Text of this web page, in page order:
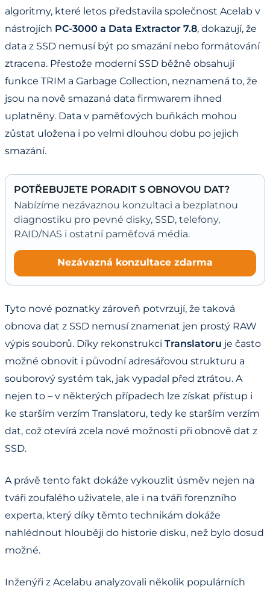
algoritmy, které letos představila společnost Acelab v
nástrojích PC-3000 a Data Extractor 7.8, dokazují, že
data z SSD nemusí být po smazání nebo formátování
ztracena. Přestože moderní SSD běžně obsahují
funkce TRIM a Garbage Collection, neznamená to, že
jsou na nově smazaná data firmwarem ihned
uplatněny. Data v paměťových buňkách mohou
zůstat uložena i po velmi dlouhou dobu po jejich
smazání.
POTŘEBUJETE PORADIT S OBNOVOU DAT?
Nabízíme nezávaznou konzultaci a bezplatnou
diagnostiku pro pevné disky, SSD, telefony,
RAID/NAS i ostatní paměťová média.
Nezávazná konzultace zdarma
Tyto nové poznatky zároveň potvrzují, že taková
obnova dat z SSD nemusí znamenat jen prostý RAW
výpis souborů. Díky rekonstrukci Translatoru je často
možné obnovit i původní adresářovou strukturu a
souborový systém tak, jak vypadal před ztrátou. A
nejen to – v některých případech lze získat přístup i
ke starším verzím Translatoru, tedy ke starším verzím
dat, což otevírá zcela nové možnosti při obnově dat z
SSD.
A právě tento fakt dokáže vykouzlit úsměv nejen na
tváři zoufalého uživatele, ale i na tváři forenzního
experta, který díky těmto technikám dokáže
nahlédnout hlouběji do historie disku, než bylo dosud
možné.
Inženýři z Acelabu analyzovali několik populárních